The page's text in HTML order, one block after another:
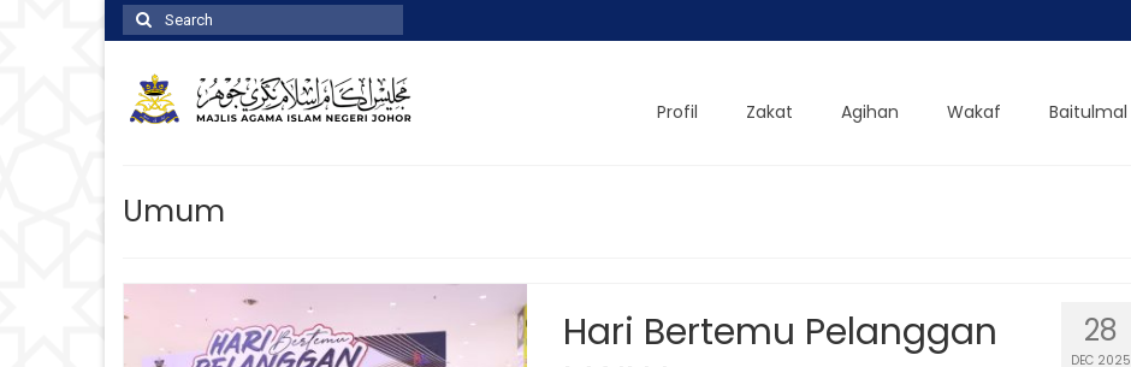
Search
for:
Profil Zakat Agihan Wakaf Baitulmal
Umum
28
DEC 2025
Hari Bertemu Pelanggan